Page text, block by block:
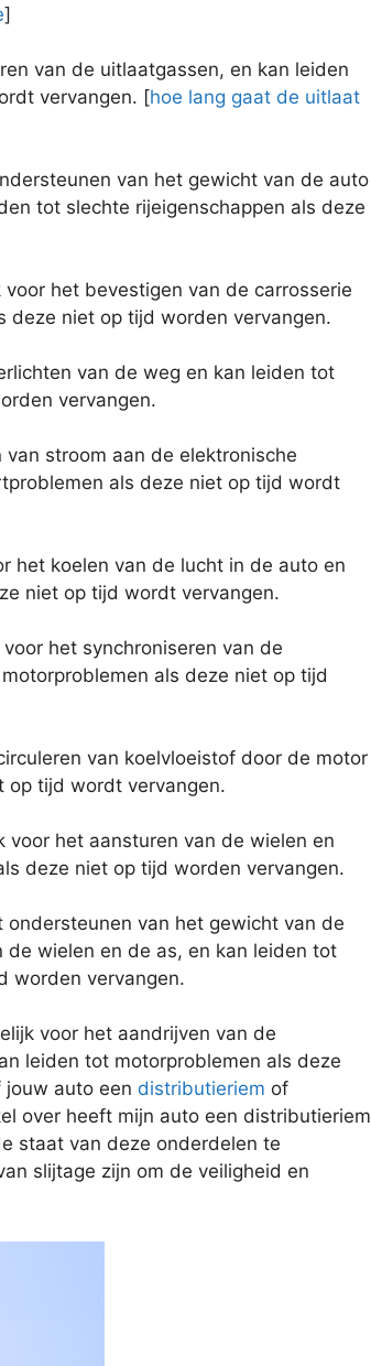
]
van de uitlaatgassen, en kan leiden
vervangen. [hoe lang gaat de uitlaat
van het gewicht van de auto
tot slechte rijeigenschappen als deze
het bevestigen van de carrosserie
deze niet op tijd worden vervangen.
van de weg en kan leiden tot
vervangen.
stroom aan de elektronische
als deze niet op tijd wordt
het koelen van de lucht in de auto en
niet op tijd wordt vervangen.
het synchroniseren van de
als deze niet op tijd
van koelvloeistof door de motor
op tijd wordt vervangen.
het aansturen van de wielen en
deze niet op tijd worden vervangen.
van het gewicht van de
wielen en de as, en kan leiden tot
worden vervangen.
voor het aandrijven van de
leiden tot motorproblemen als deze
auto een distributieriem of
over heeft mijn auto een distributieriem
staat van deze onderdelen te
slijtage zijn om de veiligheid en